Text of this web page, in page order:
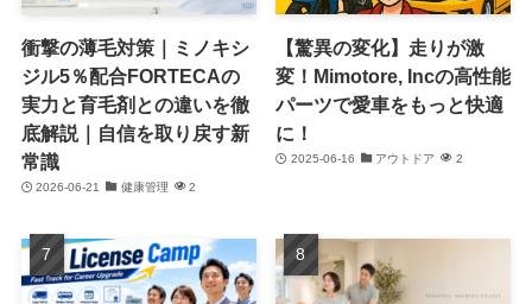
衝撃の薄毛対策｜ミノキシ
ジル5％配合FORTECAの
実力と育毛剤との違いを徹
底解説｜自信を取り戻す新
常識
2026-06-21 健康管理 2
【驚異の変化】走りが激
変！Mimotore, Incの高性能
パーツで愛車をもっと快適
に！
2025-06-16 アウトドア 2